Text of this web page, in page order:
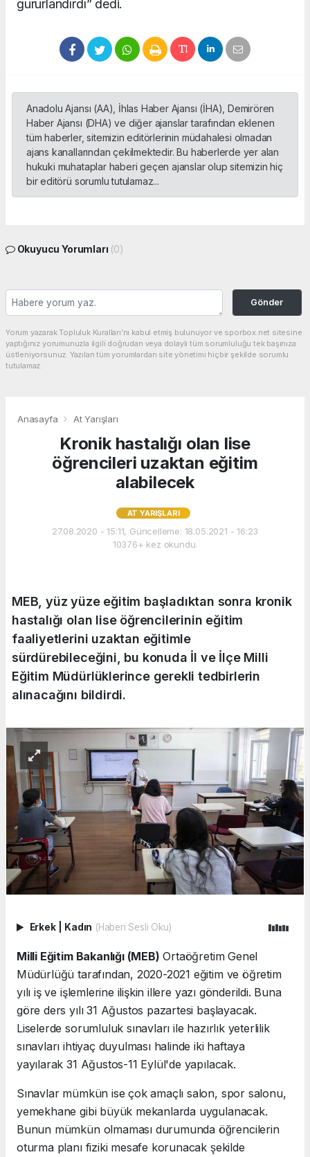
gururlandırdı” dedi.
Anadolu Ajansı (AA), İhlas Haber Ajansı (İHA), Demirören
Haber Ajansı (DHA) ve diğer ajanslar tarafından eklenen
tüm haberler, sitemizin editörlerinin müdahalesi olmadan
ajans kanallarından çekilmektedir. Bu haberlerde yer alan
hukuki muhataplar haberi geçen ajanslar olup sitemizin hiç
bir editörü sorumlu tutulamaz...
Okuyucu Yorumları (0)
Gönder
Yorum yazarak Topluluk Kuralları’nı kabul etmiş bulunuyor ve sporbox.net sitesine
yaptığınız yorumunuzla ilgili doğrudan veya dolaylı tüm sorumluluğu tek başınıza
üstleniyorsunuz. Yazılan tüm yorumlardan site yönetimi hiçbir şekilde sorumlu
tutulamaz.
Anasayfa At Yarışları
Kronik hastalığı olan lise
öğrencileri uzaktan eğitim
alabilecek
AT YARIŞLARI
27.08.2020 - 15:11, Güncelleme: 18.05.2021 - 16:23
10376+ kez okundu.
MEB, yüz yüze eğitim başladıktan sonra kronik
hastalığı olan lise öğrencilerinin eğitim
faaliyetlerini uzaktan eğitimle
sürdürebileceğini, bu konuda İl ve İlçe Milli
Eğitim Müdürlüklerince gerekli tedbirlerin
alınacağını bildirdi.
Erkek Kadın (Haberi Sesli Oku)
Milli Eğitim Bakanlığı (MEB) Ortaöğretim Genel
Müdürlüğü tarafından, 2020-2021 eğitim ve öğretim
yılı iş ve işlemlerine ilişkin illere yazı gönderildi. Buna
göre ders yılı 31 Ağustos pazartesi başlayacak.
Liselerde sorumluluk sınavları ile hazırlık yeterlilik
sınavları ihtiyaç duyulması halinde iki haftaya
yayılarak 31 Ağustos-11 Eylül'de yapılacak.
Sınavlar mümkün ise çok amaçlı salon, spor salonu,
yemekhane gibi büyük mekanlarda uygulanacak.
Bunun mümkün olmaması durumunda öğrencilerin
oturma planı fiziki mesafe korunacak şekilde